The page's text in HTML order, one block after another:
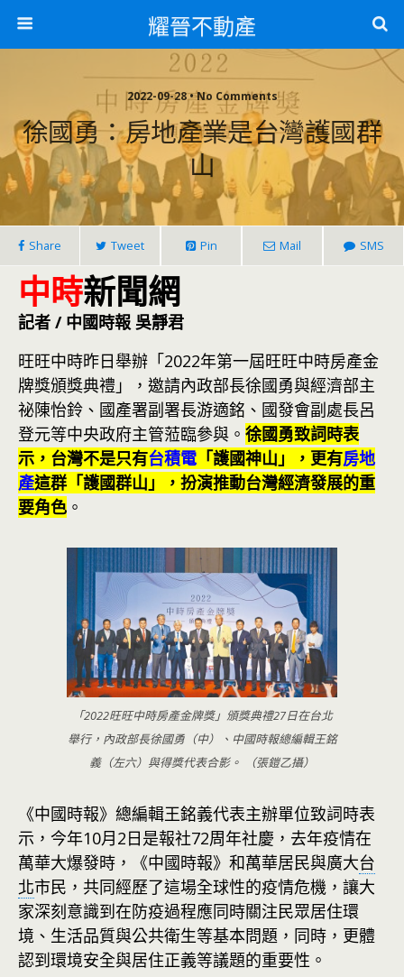
耀晉不動產
2022-09-28 • No Comments
徐國勇：房地產業是台灣護國群
山
Share Tweet Pin Mail SMS
中時新聞網
記者 / 中國時報 吳靜君
旺旺中時昨日舉辦「2022年第一屆旺旺中時房產金
牌獎頒獎典禮」，邀請內政部長徐國勇與經濟部主
祕陳怡鈴、國產署副署長游適銘、國發會副處長呂
登元等中央政府主管蒞臨參與。 徐國勇致詞時表
示，台灣不是只有台積電 「護國神山」，更有房地
產這群「護國群山」，扮演推動台灣經濟發展的重
要角色 。
「2022旺旺中時房產金牌獎」頒獎典禮27日在台北
舉行，內政部長徐國勇（中）、中國時報總編輯王銘
義（左六）與得獎代表合影。 （張鎧乙攝）
《中國時報》總編輯王銘義代表主辦單位致詞時表
示，今年10月2日是報社72周年社慶，去年疫情在
萬華大爆發時，《中國時報》和萬華居民與廣大台
北市民，共同經歷了這場全球性的疫情危機，讓大
家深刻意識到在防疫過程應同時關注民眾居住環
境、生活品質與公共衛生等基本問題，同時，更體
認到環境安全與居住正義等議題的重要性。